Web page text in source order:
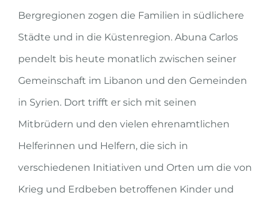
Bergregionen zogen die Familien in südlichere
Städte und in die Küstenregion. Abuna Carlos
pendelt bis heute monatlich zwischen seiner
Gemeinschaft im Libanon und den Gemeinden
in Syrien. Dort trifft er sich mit seinen
Mitbrüdern und den vielen ehrenamtlichen
Helferinnen und Helfern, die sich in
verschiedenen Initiativen und Orten um die von
Krieg und Erdbeben betroffenen Kinder und